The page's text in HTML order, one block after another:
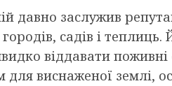
давно заслужив
садів і
віддавати
виснаженої землі,